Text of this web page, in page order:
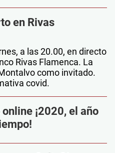
en Rivas
a las 20.00, en directo
Rivas Flamenca. La
como invitado.
covid.
¡2020, el año